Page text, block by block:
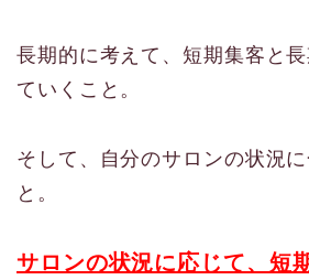
長期的に考えて、短期集客と
ていくこと。
そして、自分のサロンの状況
と。
サロンの状況に応じて、短